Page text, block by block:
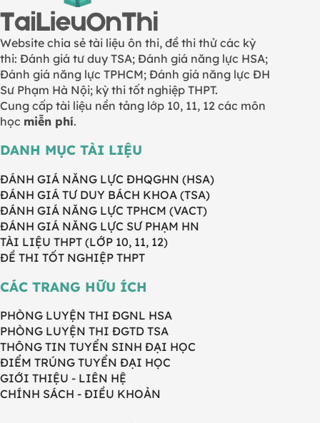
Website chia sẻ tài liệu ôn thi, đề thi thử các kỳ
thi: Đánh giá tư duy TSA; Đánh giá năng lực HSA;
Đánh giá năng lực TPHCM; Đánh giá năng lực ĐH
Sư Phạm Hà Nội; kỳ thi tốt nghiệp THPT.
Cung cấp tài liệu nền tảng lớp 10, 11, 12 các môn
học miễn phí.
DANH MỤC TÀI LIỆU
ĐÁNH GIÁ NĂNG LỰC ĐHQGHN (HSA)
ĐÁNH GIÁ TƯ DUY BÁCH KHOA (TSA)
ĐÁNH GIÁ NĂNG LỰC TPHCM (VACT)
ĐÁNH GIÁ NĂNG LỰC SƯ PHẠM HN
TÀI LIỆU THPT (LỚP 10, 11, 12)
ĐỀ THI TỐT NGHIỆP THPT
CÁC TRANG HỮU ÍCH
PHÒNG LUYỆN THI ĐGNL HSA
PHÒNG LUYỆN THI ĐGTD TSA
THÔNG TIN TUYỂN SINH ĐẠI HỌC
ĐIỂM TRÚNG TUYỂN ĐẠI HỌC
GIỚI THIỆU - LIÊN HỆ
CHÍNH SÁCH - ĐIỀU KHOẢN